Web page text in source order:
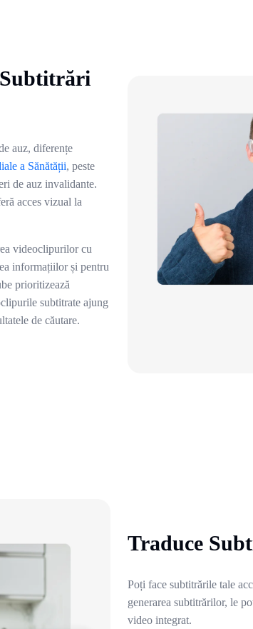
auz, diferențe
a Sănătății, peste
de auz invalidante.
acces vizual la
videoclipurilor cu
informațiilor și pentru
prioritizează
subtitrate ajung
de căutare.
Traduce
Poți face subtitrările tale
generarea subtitrărilor, le
video integrat.